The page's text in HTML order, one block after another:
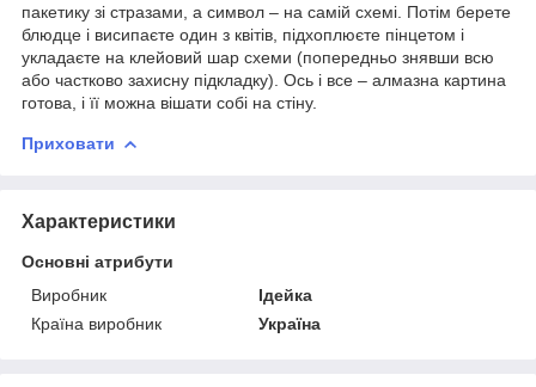
пакетику зі стразами, а символ – на самій схемі. Потім берете
блюдце і висипаєте один з квітів, підхоплюєте пінцетом і
укладаєте на клейовий шар схеми (попередньо знявши всю
або частково захисну підкладку). Ось і все – алмазна картина
готова, і її можна вішати собі на стіну.
Приховати
Характеристики
Основні атрибути
Виробник
Ідейка
Країна виробник
Україна